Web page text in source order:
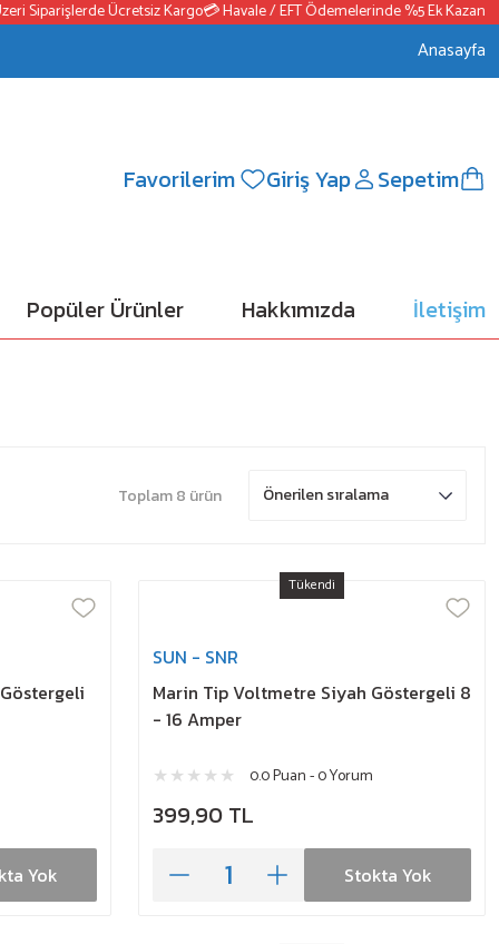
Siparişlerde Ücretsiz Kargo💳 Havale / EFT Ödemelerinde %5 Ek Kazanç
Anasayfa
Favorilerim Giriş Yap Sepetim
Popüler Ürünler Hakkımızda İletişim
Toplam 8 ürün
Yok
Tükendi
SUN - SNR
Marin Tip Voltmetre Siyah Göstergeli 8
- 16 Amper
0.0 Puan - 0 Yorum
399,90 TL
Stokta Yok